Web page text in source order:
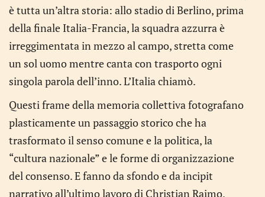
è tutta un’altra storia: allo stadio di Berlino, prima
della finale Italia-Francia, la squadra azzurra è
irreggimentata in mezzo al campo, stretta come
un sol uomo mentre canta con trasporto ogni
singola parola dell’inno. L’Italia chiamò.
Questi frame della memoria collettiva fotografano
plasticamente un passaggio storico che ha
trasformato il senso comune e la politica, la
“cultura nazionale” e le forme di organizzazione
del consenso. E fanno da sfondo e da incipit
narrativo all’ultimo lavoro di Christian Raimo,